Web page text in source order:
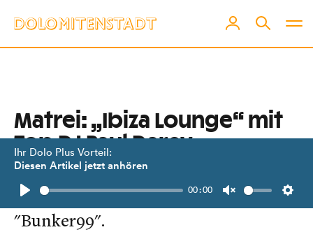
Ihr Dolo Plus Vorteil:
Diesen Artikel jetzt anhören
Play
00:00
Unmute
Matrei: „Ibiza Lounge“ mit
Top DJ Paul Darey
Feinste elektronische Dancemusic
am 8. Februar im Szene-Club
"Bunker99".